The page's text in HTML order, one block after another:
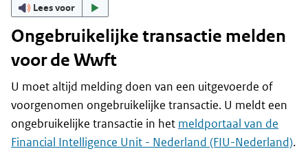
Lees voor
Ongebruikelijke transactie melden
voor de Wwft
U moet altijd melding doen van een uitgevoerde of
voorgenomen ongebruikelijke transactie. U meldt een
ongebruikelijke transactie in het meldportaal van de
Financial Intelligence Unit - Nederland (FIU-Nederland).